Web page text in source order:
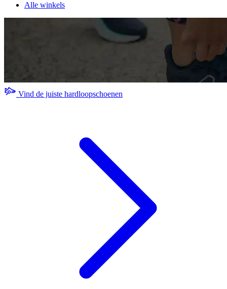
Alle winkels
Vind de juiste hardloopschoenen